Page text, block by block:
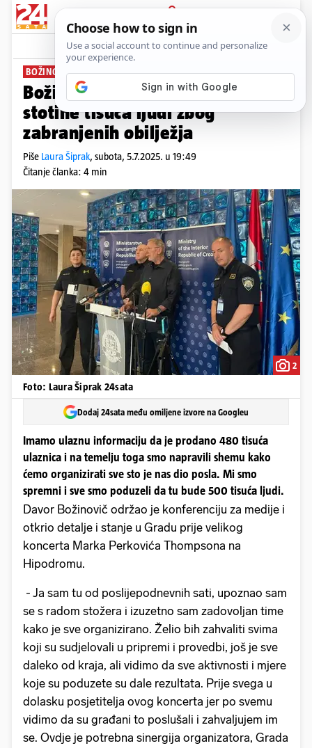
PRIJAVA
News Komentari
BOŽINOVIĆ O HIPODROMU
Božinović: Nemojmo etiketirati
stotine tisuća ljudi zbog
zabranjenih obilježja
Piše Laura Šiprak, subota, 5.7.2025. u 19:49
Čitanje članka: 4 min
2
Foto: Laura Šiprak 24sata
Dodaj 24sata među omiljene izvore na Googleu
Imamo ulaznu informaciju da je prodano 480 tisuća
ulaznica i na temelju toga smo napravili shemu kako
ćemo organizirati sve sto je nas dio posla. Mi smo
spremni i sve smo poduzeli da tu bude 500 tisuća ljudi.
Davor Božinovič održao je konferenciju za medije i
otkrio detalje i stanje u Gradu prije velikog
koncerta Marka Perkovića Thompsona na
Hipodromu.
- Ja sam tu od poslijepodnevnih sati, upoznao sam
se s radom stožera i izuzetno sam zadovoljan time
kako je sve organizirano. Želio bih zahvaliti svima
koji su sudjelovali u pripremi i provedbi, još je sve
daleko od kraja, ali vidimo da sve aktivnosti i mjere
koje su poduzete su dale rezultata. Prije svega u
dolasku posjetitelja ovog koncerta jer po svemu
vidimo da su građani to poslušali i zahvaljujem im
se. Ovdje je potrebna sinergija organizatora, Grada